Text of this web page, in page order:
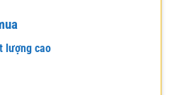
lượng cao